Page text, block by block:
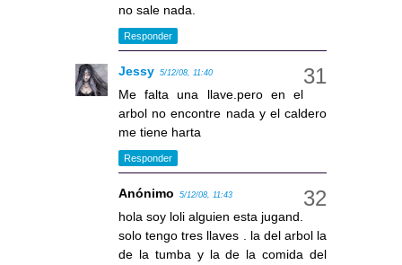
no sale nada.
Responder
Jessy 5/12/08, 11:40
Me falta una llave.pero en el
arbol no encontre nada y el caldero
me tiene harta
Responder
Anónimo 5/12/08, 11:43
hola soy loli alguien esta jugand.
solo tengo tres llaves . la del arbol la
de la tumba y la de la comida del